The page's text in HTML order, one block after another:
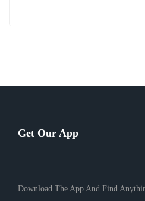
Get Our App
Download The App And Find